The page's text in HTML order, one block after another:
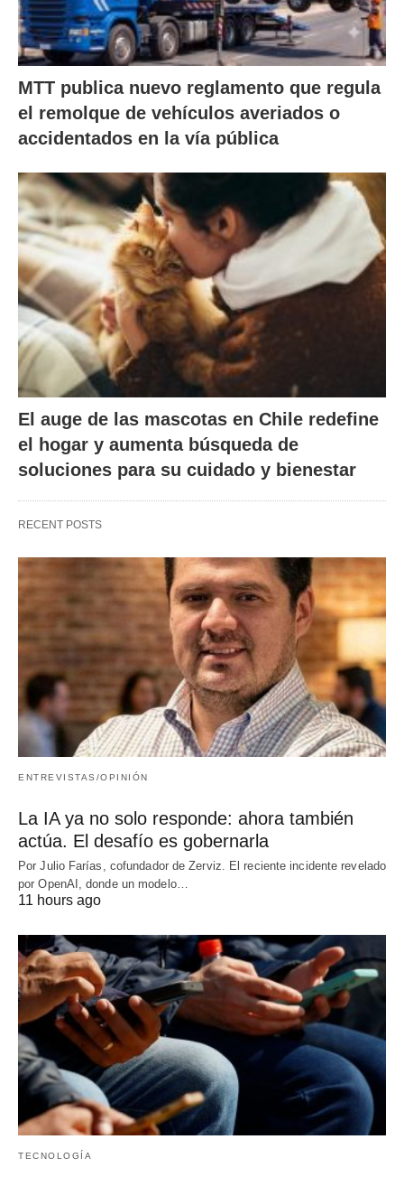
MTT publica nuevo reglamento que regula
el remolque de vehículos averiados o
accidentados en la vía pública
El auge de las mascotas en Chile redefine
el hogar y aumenta búsqueda de
soluciones para su cuidado y bienestar
RECENT POSTS
ENTREVISTAS/OPINIÓN
La IA ya no solo responde: ahora también
actúa. El desafío es gobernarla
Por Julio Farías, cofundador de Zerviz. El reciente incidente revelado
por OpenAI, donde un modelo…
11 hours ago
TECNOLOGÍA